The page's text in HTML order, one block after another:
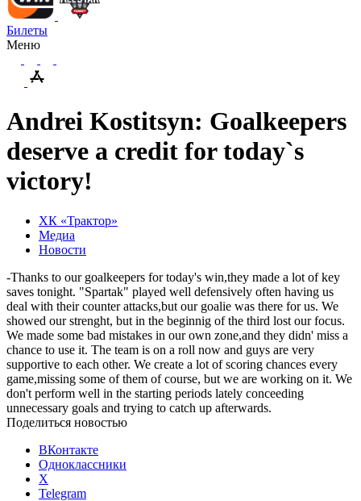
Билеты
Меню
Andrei Kostitsyn: Goalkeepers
deserve a credit for today`s
victory!
ХК «Трактор»
Медиа
Новости
-Thanks to our goalkeepers for today's win,they made a lot of key
saves tonight. "Spartak" played well defensively often having us
deal with their counter attacks,but our goalie was there for us. We
showed our strenght, but in the beginnig of the third lost our focus.
We made some bad mistakes in our own zone,and they didn' miss a
chance to use it. The team is on a roll now and guys are very
supportive to each other. We create a lot of scoring chances every
game,missing some of them of course, but we are working on it. We
don't perform well in the starting periods lately conceeding
unnecessary goals and trying to catch up afterwards.
Поделиться новостью
ВКонтакте
Одноклассники
X
Telegram